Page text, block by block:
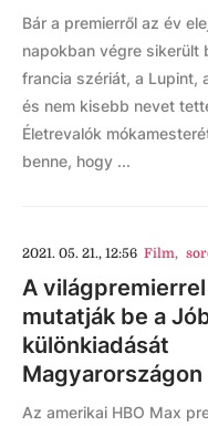
Bár a premierről az év
napokban végre sikerült
francia szériát, a Lupint,
és nem kisebb nevet
Életrevalók
benne, hogy ...
2021. 05. 21., 12:56 Film,
A
mutatják be a
különkiadását
Magyarországon
Az amerikai HBO Max